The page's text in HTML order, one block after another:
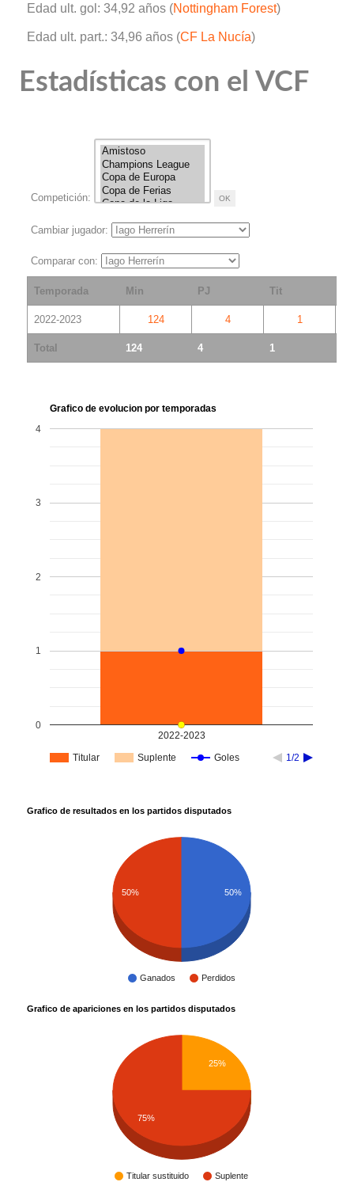
Edad ult. gol: 34,92 años (Nottingham Forest)
Edad ult. part.: 34,96 años (CF La Nucía)
Estadísticas con el VCF
Competición:
Cambiar jugador:
Comparar con:
Temporada Min PJ Tit
2022-2023 124 4 1
Total 124 4 1
Grafico de evolucion por temporadas
Titular Suplente Goles 1/2
2022-2023
0
1
2
3
4
Grafico de resultados en los partidos disputados
Ganados Perdidos
50% 50%
Grafico de apariciones en los partidos disputados
Titular sustituido Suplente
25%
75%